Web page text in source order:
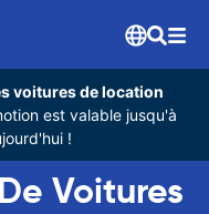
voitures de location
est valable jusqu'à
!
Voitures